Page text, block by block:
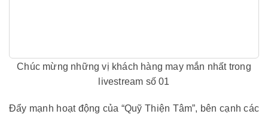
Chúc mừng những vị khách hàng may mắn nhất trong
livestream số 01
Đẩy mạnh hoạt động của “Quỹ Thiện Tâm”, bên cạnh các